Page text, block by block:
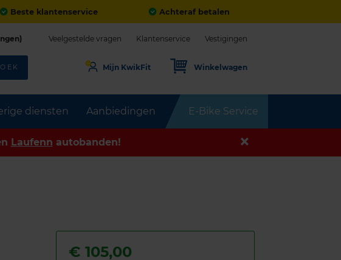
Beste klantenservice Achteraf betalen
diensten Aanbiedingen E-Bike Service
Veelgestelde vragen Klantenservice Vestigingen
Mijn KwikFit Winkelwagen
Laufenn autobanden!
€105,00